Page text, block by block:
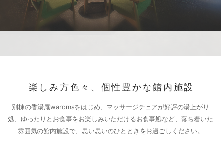
楽しみ方色々、個性豊かな館内施設
別棟の香湯庵waromaをはじめ、マッサージチェアが好評の湯上がり
処、ゆったりとお食事をお楽しみいただけるお食事処など、落ち着いた
雰囲気の館内施設で、思い思いのひとときをお過ごしください。